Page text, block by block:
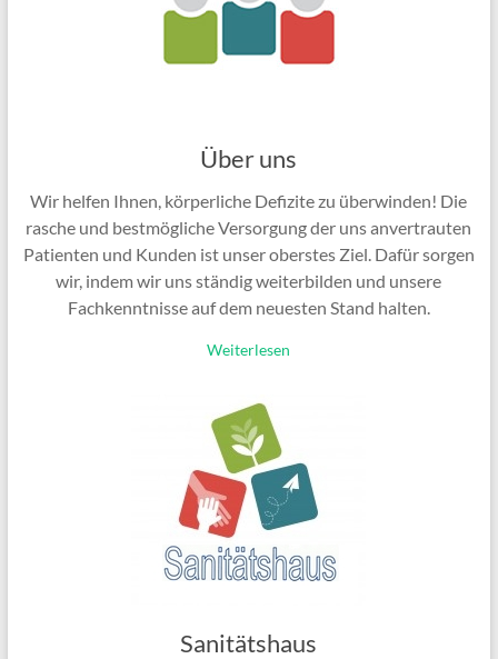
Über uns
Wir helfen Ihnen, körperliche Defizite zu überwinden! Die
rasche und bestmögliche Versorgung der uns anvertrauten
Patienten und Kunden ist unser oberstes Ziel. Dafür sorgen
wir, indem wir uns ständig weiterbilden und unsere
Fachkenntnisse auf dem neuesten Stand halten.
Weiterlesen
Sanitätshaus